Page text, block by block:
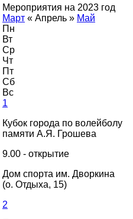
Мероприятия на 2023 год
Март « Апрель » Май
Пн
Вт
Ср
Чт
Пт
Сб
Вс
1
Кубок города по волейболу
памяти А.Я. Грошева
9.00 - открытие
Дом спорта им. Дворкина
(о. Отдыха, 15)
2